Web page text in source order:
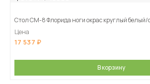
Стол СМ-8 Флорида ноги окрас круглый белый/
Цена
17 537
В корзину